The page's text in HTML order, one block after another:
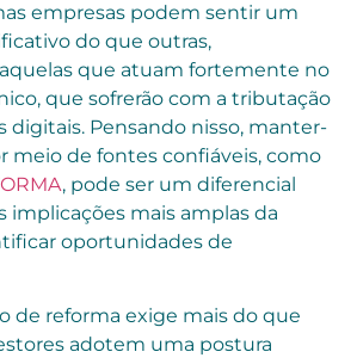
empresas podem sentir um
do que outras,
que atuam fortemente no
que sofrerão com a tributação
digitais. Pensando nisso, manter-
meio de fontes confiáveis, como
, pode ser um diferencial
implicações mais amplas da
oportunidades de
de reforma exige mais do que
adotem uma postura